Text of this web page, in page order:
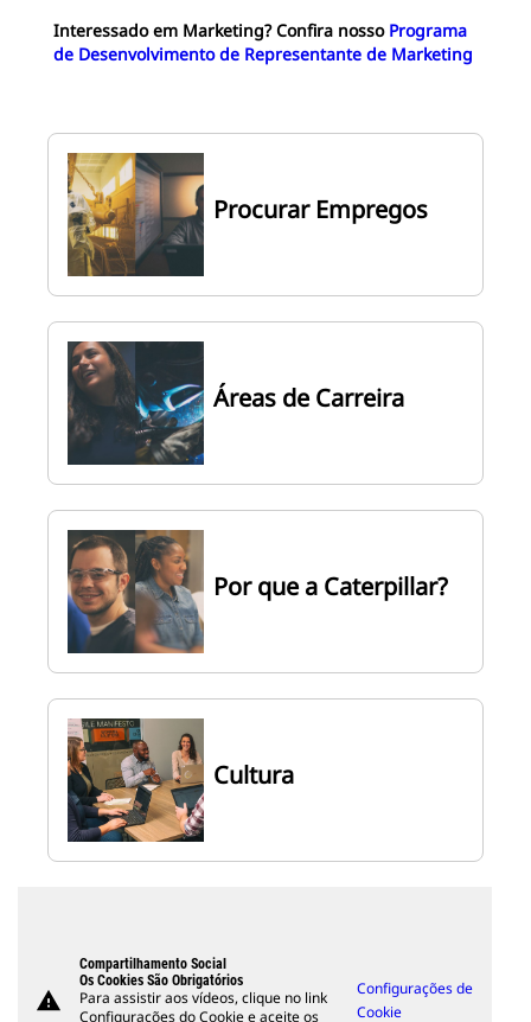
Interessado em Marketing? Confira nosso Programa
de Desenvolvimento de Representante de Marketing
Procurar Empregos
Áreas de Carreira
Por que a Caterpillar?
Cultura
warning
Compartilhamento Social
Os Cookies São Obrigatórios
Para assistir aos vídeos, clique no link
Configurações do Cookie e aceite os
Configurações de
Cookie